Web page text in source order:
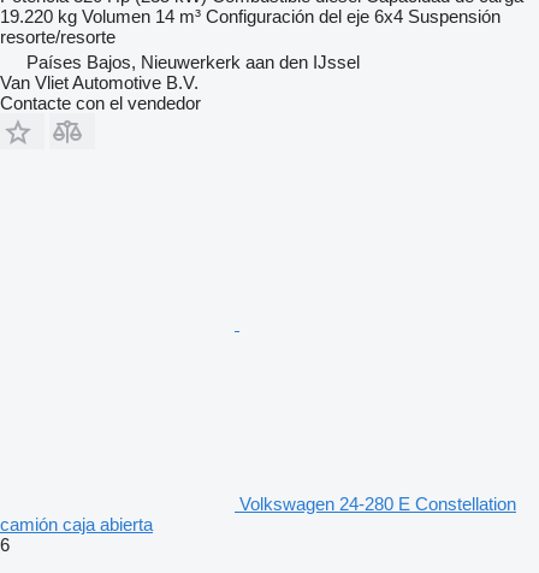
19.220 kg Volumen 14 m³ Configuración del eje 6x4 Suspensión
resorte/resorte
Países Bajos, Nieuwerkerk aan den IJssel
Van Vliet Automotive B.V.
Contacte con el vendedor
Volkswagen 24-280 E Constellation
camión caja abierta
6